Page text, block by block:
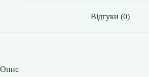
Відгуки (0)
Опис